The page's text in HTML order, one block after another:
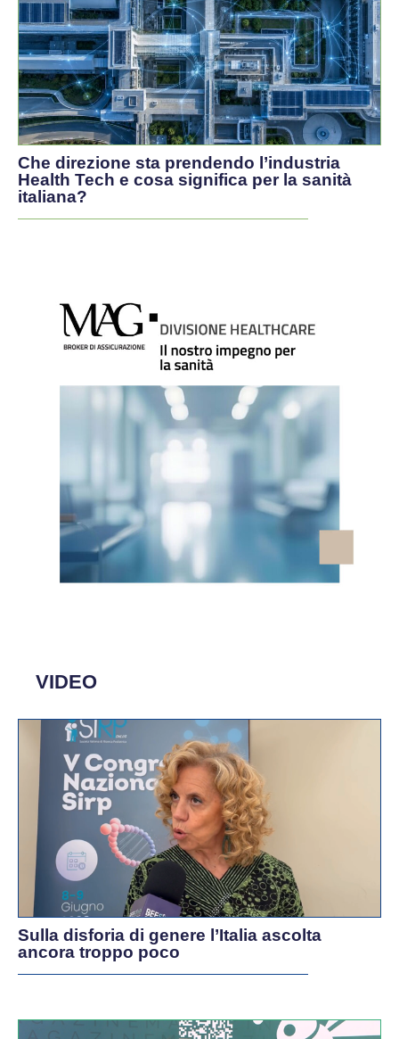
Che direzione sta prendendo l’industria
Health Tech e cosa significa per la sanità
italiana?
VIDEO
Sulla disforia di genere l’Italia ascolta
ancora troppo poco